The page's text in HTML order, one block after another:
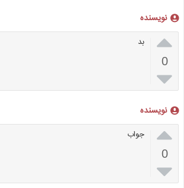
نویسنده

0

بد
نویسنده

0

جواب